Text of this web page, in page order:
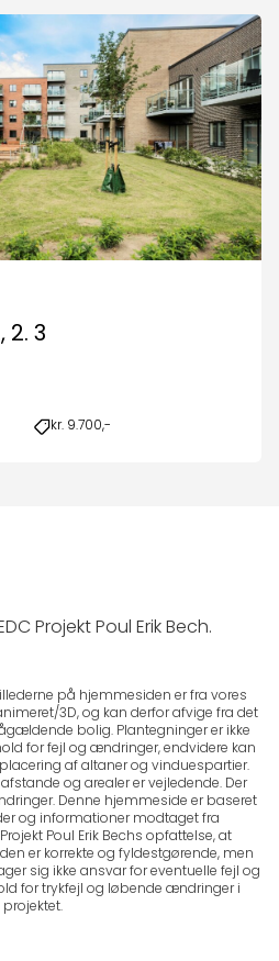
3
kr. 9.700,-
Projekt Poul Erik Bech.
på hjemmesiden er fra vores
3D, og kan derfor afvige fra det
bolig. Plantegninger er ikke
for fejl og ændringer, endvidere kan
af altaner og vinduespartier.
og arealer er vejledende. Der
Denne hjemmeside er baseret
og informationer modtaget fra
Poul Erik Bechs opfattelse, at
er korrekte og fyldestgørende, men
sig ikke ansvar for eventuelle fejl og
for trykfejl og løbende ændringer i
projektet.